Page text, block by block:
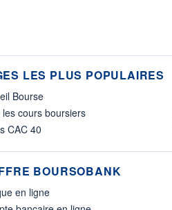
LES PLUS POPULAIRES
Bourse
les cours boursiers
CAC 40
BOURSOBANK
en ligne